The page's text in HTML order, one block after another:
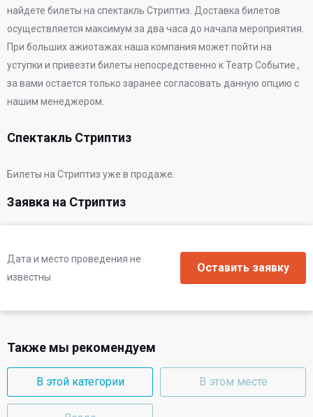
найдете билеты на спектакль Стриптиз. Доставка билетов
осуществляется максимум за два часа до начала мероприятия.
При больших ажиотажах наша компания может пойти на
уступки и привезти билеты непосредственно кТеатр Событие. ,
за вами остается только заранее согласовать данную опцию с
нашим менеджером.
Спектакль Стриптиз
Билеты на Стриптиз уже в продаже.
Заявка на Стриптиз
Дата и место проведения не
известны
Также мы рекомендуем
В этой категории В этом месте